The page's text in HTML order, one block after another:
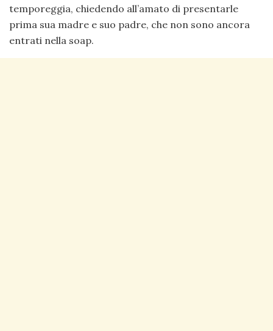
temporeggia, chiedendo all’amato di presentarle
prima sua madre e suo padre, che non sono ancora
entrati nella soap.